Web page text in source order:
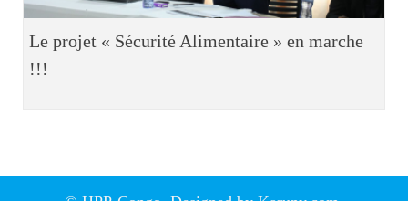
Le projet « Sécurité Alimentaire » en marche
!!!